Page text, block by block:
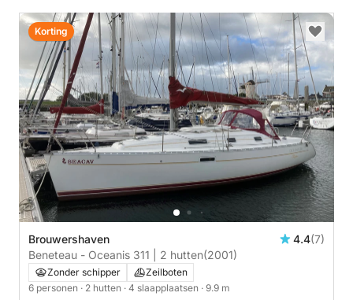
Brouwershaven 4.4(7)
Beneteau - Oceanis 311 | 2 hutten(2001)
Zonder schipper
Zeilboten
6 personen · 2 hutten · 4 slaapplaatsen · 9.9 m
Korting